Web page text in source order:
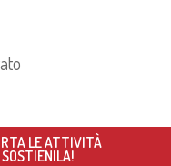
LE ATTIVITÀ